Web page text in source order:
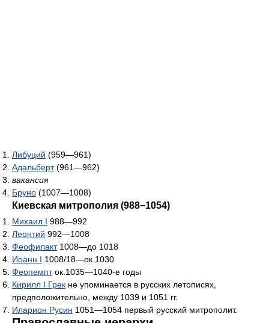
Либуций (959—961)
Адальберт(961—962)
вакансия
Бруно (1007—1008)
Киевская митрополия (988−1054)
Михаил I 988—992
Леонтий 992—1008
Феофилакт1008—до 1018
Иоанн I 1008/18—ок.1030
Феопемпток.1035—1040-е годы
Кирилл I Грек не упоминается в русских летописях,
предположительно, между 1039 и 1051 гг.
Иларион Русин 1051—1054 первый русский митрополит.